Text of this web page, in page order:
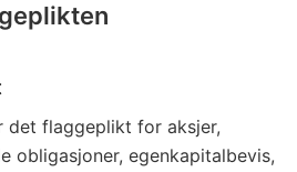
det flaggeplikt for aksjer,
obligasjoner, egenkapitalbevis,